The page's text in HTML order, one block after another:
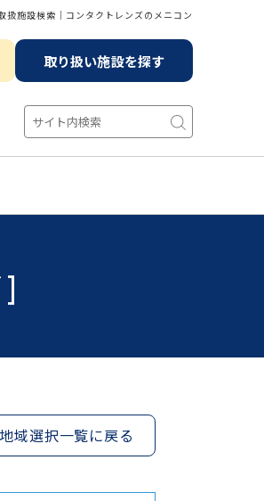
扱施設検索│コンタクトレンズのメニコン
取り扱い施設を探す
地域選択一覧に戻る